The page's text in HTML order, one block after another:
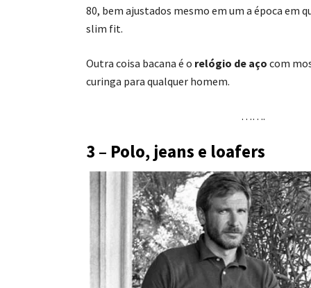
80, bem ajustados mesmo em um a época em
slim fit.
Outra coisa bacana é o relógio de aço com
curinga para qualquer homem.
…….
3 – Polo, jeans e loafers